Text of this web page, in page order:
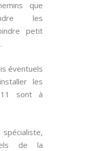
que
les
petit
éventuels
les
sont à
de la